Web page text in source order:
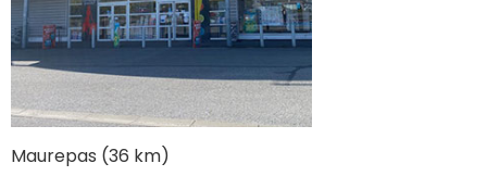
Maurepas (36 km)